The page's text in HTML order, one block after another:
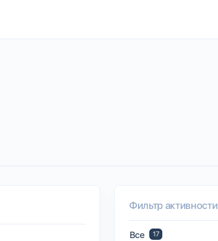
Фильтр активности
Все 17